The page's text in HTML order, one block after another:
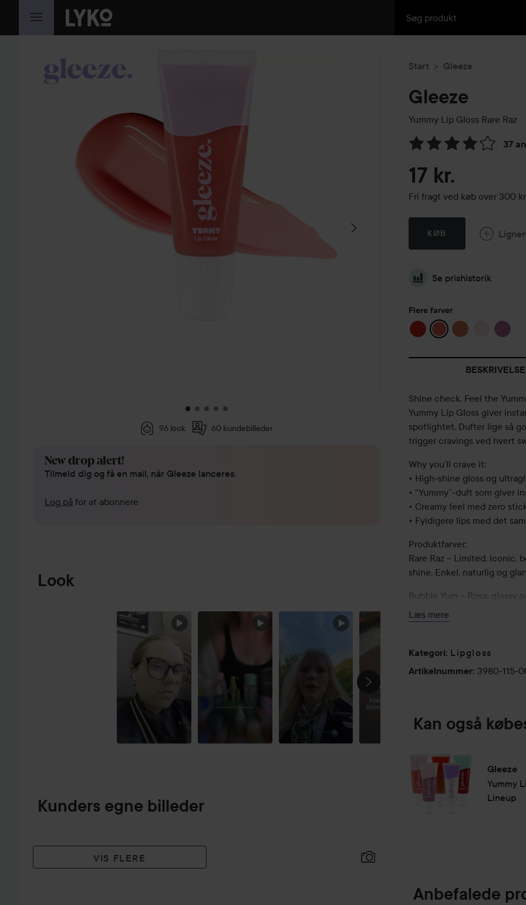
GÅ TIL INDHOLD
SPRING OVER SEKTIONEN
96 look 60 kundebilleder
New drop alert!
Tilmeld dig og få en mail, når Gleeze lanceres.
Log på for at abonnere
Look
SPRING OVER SEKTIONEN
Kunders egne billeder
VIS FLERE
Start Gleeze
Gleeze
Yummy Lip Gloss Rare Raz
37
Gå til Anmeldelser &
17 kr.
Fri fragt ved køb over 300
KØB
Se prishistorik
Flere farver
BESKRIVELSE
Shine check. Feel the
Yummy Lip Gloss giver
spotlightet. Dufter lige så
trigger cravings ved hvert
Why you’ll crave it:
• High-shine gloss og
• “Yummy”-duft som giver
• Creamy feel med zero
• Fyldigere lips med det
Produktfarver:
Rare Raz – Limited, iconic,
shine. Enkel, naturlig og
Bubble Yum – Rosa,
seven. Læberne bliver
en selfie op. Yummy
Caramel Coat – Sweet
Minty Melt – Cool,
Gloss it. Pop it. Feel it. Make
Anvendelse:
Læs mere
Kategori: Lipgloss
Artikelnummer: 3980-115-
Kan også
Gleeze
Yummy
Lineup
Anbefalede